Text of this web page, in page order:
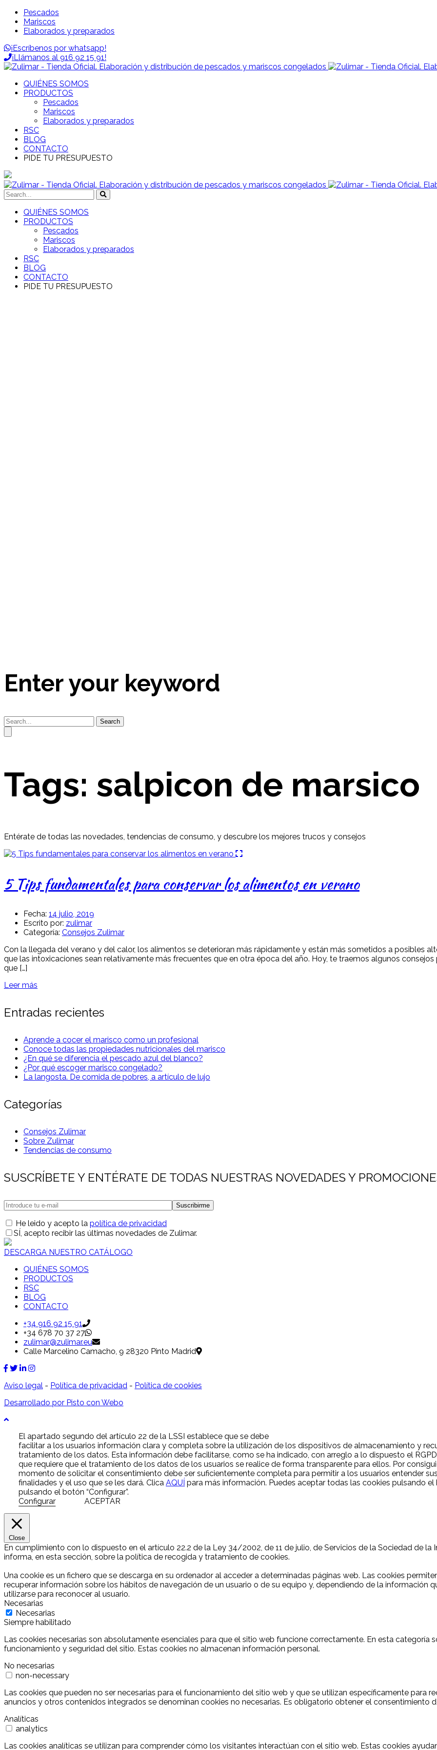
Pescados
Mariscos
Elaborados y preparados
¡Escríbenos por whatsapp!
¡Llámanos al 916 92 15 91!
QUIÉNES SOMOS
PRODUCTOS
Pescados
Mariscos
Elaborados y preparados
RSC
BLOG
CONTACTO
PIDE TU PRESUPUESTO
QUIÉNES SOMOS
PRODUCTOS
Pescados
Mariscos
Elaborados y preparados
RSC
BLOG
CONTACTO
PIDE TU PRESUPUESTO
Enter your keyword
Search
Tags: salpicon de marsico
Entérate de todas las novedades, tendencias de consumo, y descubre los mejores trucos y consejos
5 Tips fundamentales para conservar los alimentos en verano
Fecha: 14 julio, 2019
Escrito por: zulimar
Categoría: Consejos Zulimar
Con la llegada del verano y del calor, los alimentos se deterioran más rápidamente y están más sometidos a posibles
que las intoxicaciones sean relativamente más frecuentes que en otra época del año. Hoy, te traemos algunos
que […]
Leer más
Entradas recientes
Aprende a cocer el marisco como un profesional
Conoce todas las propiedades nutricionales del marisco
¿En qué se diferencia el pescado azul del blanco?
¿Por qué escoger marisco congelado?
La langosta. De comida de pobres, a artículo de lujo
Categorías
Consejos Zulimar
Sobre Zulimar
Tendencias de consumo
SUSCRÍBETE Y ENTÉRATE DE TODAS NUESTRAS NOVEDADES Y
He leido y acepto la política de privacidad
SÍ , acepto recibir las últimas novedades de Zulimar.
DESCARGA NUESTRO CATÁLOGO
QUIÉNES SOMOS
PRODUCTOS
RSC
BLOG
CONTACTO
+34 916 92 15 91
+34 678 70 37 27
zulimar@zulimar.eu
Calle Marcelino Camacho, 9 28320 Pinto Madrid
Aviso legal - Política de privacidad - Política de cookies
Desarrollado por Pisto con Webo
El apartado segundo del artículo 22 de la LSSI establece que se debe
facilitar a los usuarios información clara y completa sobre la utilización de los dispositivos de almacenamiento y
tratamiento de los datos. Esta información debe facilitarse, como se ha indicado, con arreglo a lo dispuesto el
que requiere que el tratamiento de los datos de los usuarios se realice de forma transparente para ellos. Por
momento de solicitar el consentimiento debe ser suficientemente completa para permitir a los usuarios entender
finalidades y el uso que se les dará. Clica AQUÍ para más información. Puedes aceptar todas las cookies pulsando
pulsando el botón “Configurar”.
Configurar
ACEPTAR
Close
En cumplimiento con lo dispuesto en el artículo 22.2 de la Ley 34/2002, de 11 de julio, de Servicios de la Sociedad de
informa, en esta sección, sobre la política de recogida y tratamiento de cookies.
Una cookie es un fichero que se descarga en su ordenador al acceder a determinadas páginas web. Las cookies
recuperar información sobre los hábitos de navegación de un usuario o de su equipo y, dependiendo de la información
utilizarse para reconocer al usuario.
Necesarias
Necesarias
Siempre habilitado
Las cookies necesarias son absolutamente esenciales para que el sitio web funcione correctamente. En esta categoría
funcionamiento y seguridad del sitio. Estas cookies no almacenan información personal.
No necesarias
non-necessary
Las cookies que pueden no ser necesarias para el funcionamiento del sitio web y que se utilizan específicamente para
anuncios y otros contenidos integrados se denominan cookies no necesarias. Es obligatorio obtener el consentimiento
Analíticas
analytics
Las cookies analíticas se utilizan para comprender cómo los visitantes interactúan con el sitio web. Estas cookies